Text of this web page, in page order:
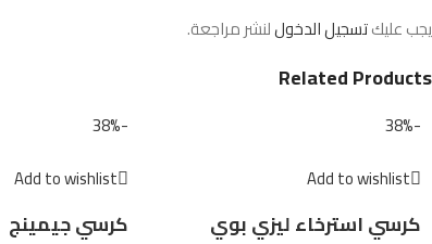
يجب عليكتسجيل الدخوللنشر مراجعة.
Related Products
-38%
Add to wishlist
كرسي استرخاء ليزي بوي
-38%
Add to wishlist
كرسي جيمينج